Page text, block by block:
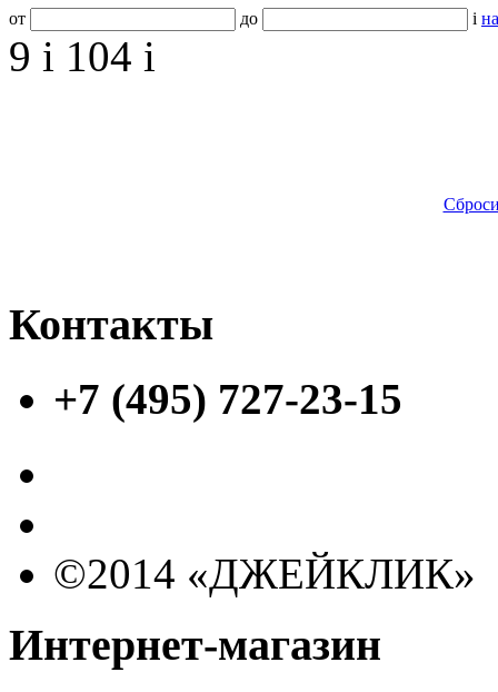
от до i
9 i 104 i
Контакты
+7 (495) 727-23-15
©2014 «ДЖЕЙКЛИК»
Интернет-магазин